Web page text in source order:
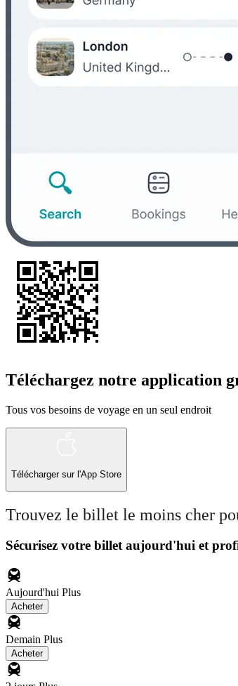
Téléchargez notre application
Tous vos besoins de voyage en un seul endroit
Télécharger sur l'App Store
Trouvez le billet le moins cher
Sécurisez votre billet aujourd'hui et
Aujourd'hui Plus
Acheter
Demain Plus
Acheter